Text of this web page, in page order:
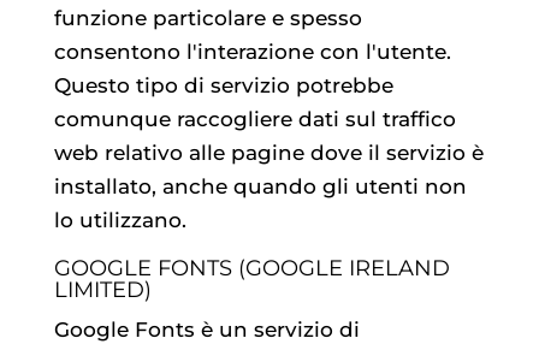
funzione particolare e spesso
consentono l'interazione con l'utente.
Questo tipo di servizio potrebbe
comunque raccogliere dati sul traffico
web relativo alle pagine dove il servizio è
installato, anche quando gli utenti non
lo utilizzano.
GOOGLE FONTS (GOOGLE IRELAND
LIMITED)
Google Fonts è un servizio di